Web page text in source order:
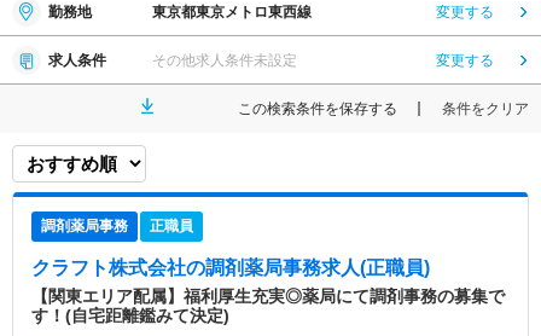
勤務地 東京都東京メトロ東西線 変更する
求人条件 その他求人条件未設定 変更する
この検索条件を保存する 条件をクリア
調剤薬局事務 正職員
クラフト株式会社の調剤薬局事務求人(正職員)
【関東エリア配属】福利厚生充実◎薬局にて調剤事務の募集で
す！(自宅距離鑑みて決定)